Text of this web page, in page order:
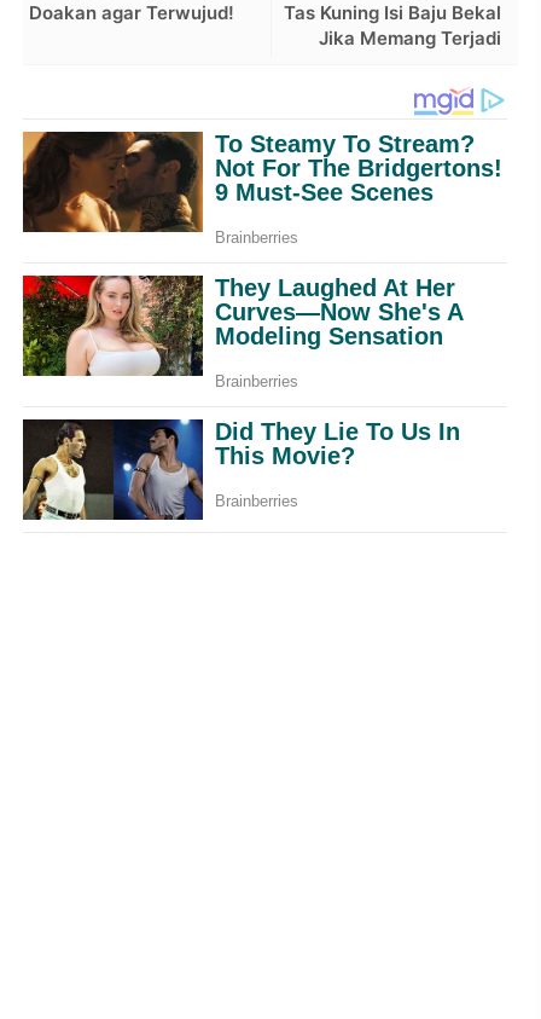
Tas Kuning Isi Baju Bekal
Jika Memang Terjadi
Doakan agar Terwujud!